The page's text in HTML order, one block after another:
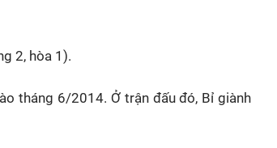
2, hòa 1).
tháng 6/2014. Ở trận đấu đó, Bỉ giành